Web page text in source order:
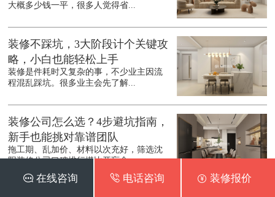
大概多少钱一平，很多人觉得省...
装修不踩坑，3大阶段计个关键攻
略，小白也能轻松上手
装修是件耗时又复杂的事，不少业主因流
程混乱踩坑。很多业主会先了解...
装修公司怎么选？4步避坑指南，
新手也能挑对靠谱团队
拖工期、乱加价、材料以次充好，筛选沈
阳装修公司口碑排行堪比开盲盒...
 在线咨询  电话咨询  装修报价